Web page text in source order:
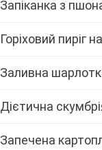
Запіканка з
Горіховий пиріг
Заливна
Дієтична
Запечена